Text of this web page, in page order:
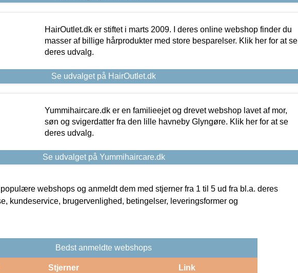
HairOutlet.dk er stiftet i marts 2009. I deres online webshop finder du
masser af billige hårprodukter med store besparelser. Klik her for at se
deres udvalg.
Se udvalget på HairOutlet.dk
Yummihaircare.dk er en familieejet og drevet webshop lavet af mor,
søn og svigerdatter fra den lille havneby Glyngøre. Klik her for at se
deres udvalg.
Se udvalget på Yummihaircare.dk
webshops og anmeldt dem med stjerner fra 1 til 5 ud fra bl.a. deres
kundeservice, brugervenlighed, betingelser, leveringsformer og
Bedst anmeldte webshops
Stjerner Link